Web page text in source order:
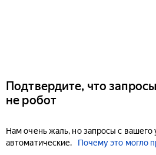
Подтвердите, что
не робот
Нам очень жаль, но запросы с вашего
автоматические.
Почему это могло